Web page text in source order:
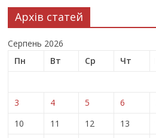
Архів статей
Серпень 2026
Пн
Вт Ср Чт
3
4 5 6
10
11 12 13